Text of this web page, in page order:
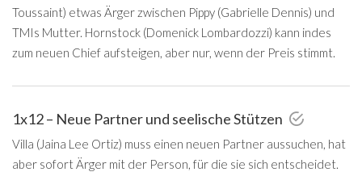
Toussaint) etwas Ärger zwischen Pippy (Gabrielle Dennis) und
TMIs Mutter. Hornstock (Domenick Lombardozzi) kann indes
zum neuen Chief aufsteigen, aber nur, wenn der Preis stimmt.
1x12 – Neue Partner und seelische Stützen
Villa (Jaina Lee Ortiz) muss einen neuen Partner aussuchen, hat
aber sofort Ärger mit der Person, für die sie sich entscheidet.